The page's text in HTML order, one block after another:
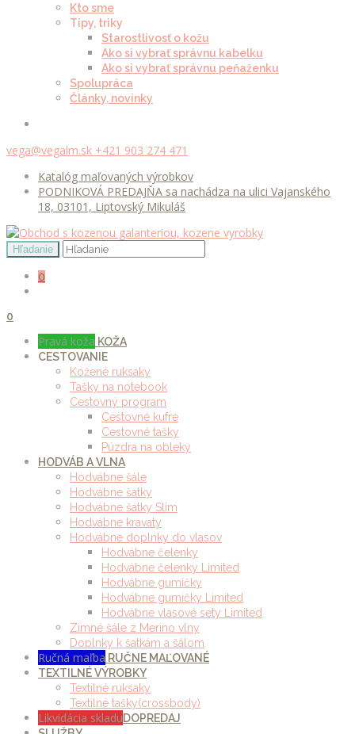
Kto sme
Tipy, triky
Starostlivosť o kožu
Ako si vybrať správnu kabelku
Ako si vybrať správnu peňaženku
Spolupráca
Články, novinky
vega@vegalm.sk +421 903 274 471
Katalóg maľovaných výrobkov
PODNIKOVÁ PREDAJŇA sa nachádza na ulici Vajanského
18, 03101, Liptovský Mikuláš
0
0
Pravá koža KOŽA
CESTOVANIE
Kožené ruksaky
Tašky na notebook
Cestovný program
Cestovné kufre
Cestovné tašky
Púzdra na obleky
HODVÁB A VLNA
Hodvábne šále
Hodvábne šatky
Hodvábne šatky Slim
Hodvábne kravaty
Hodvábne doplnky do vlasov
Hodvábne čelenky
Hodvábne čelenky Limited
Hodvábne gumičky
Hodvábne gumičky Limited
Hodvábne vlasové sety Limited
Zimné šále z Merino vlny
Doplnky k šatkám a šálom
Ručná maľba RUČNE MAĽOVANÉ
TEXTILNÉ VÝROBKY
Textilné ruksaky
Textilné tašky(crossbody)
Likvidácia skladuDOPREDAJ